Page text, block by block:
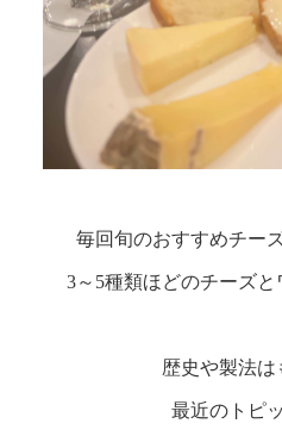
毎回旬のおすすめチー
3～5種類ほどのチーズ
歴史や製法は
最近のトピ